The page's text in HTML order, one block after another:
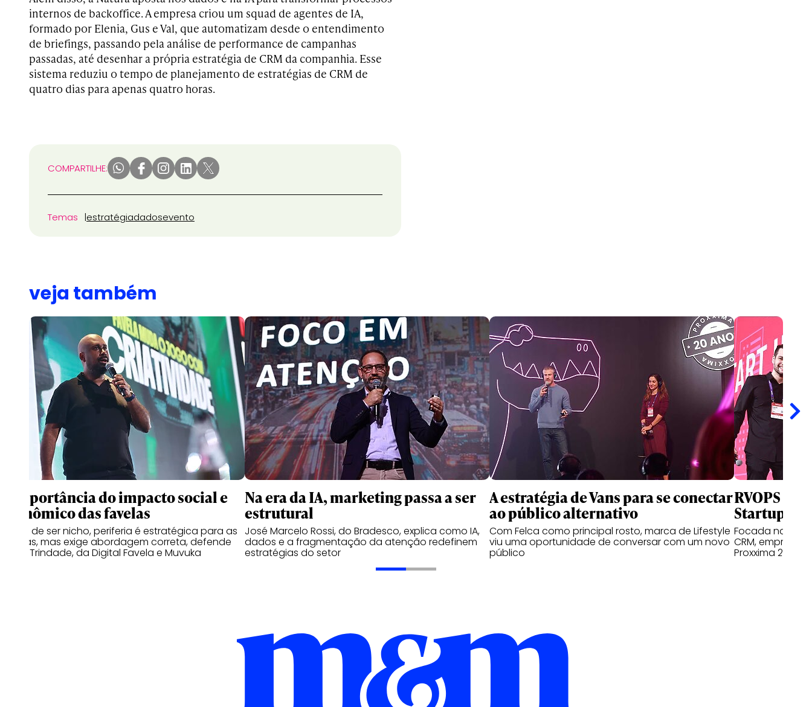
internos de backoffice. A empresa criou um squad de agentes de IA,
formado por Elenia, Gus e Val, que automatizam desde o entendimento
de briefings, passando pela análise de performance de campanhas
passadas, até desenhar a própria estratégia de CRM da companhia. Esse
sistema reduziu o tempo de planejamento de estratégias de CRM de
quatro dias para apenas quatro horas.
COMPARTILHE:
Temas estratégiadadosevento
veja também
A importância do impacto social e
econômico das favelas
Longe de ser nicho, periferia é estratégica para as
marcas, mas exige abordagem correta, defende
Tiago Trindade, da Digital Favela e Muvuka
Na era da IA, marketing passa a ser
estrutural
José Marcelo Rossi, do Bradesco, explica como IA,
dados e a fragmentação da atenção redefinem
estratégias do setor
A estratégia de Vans para se conectar
ao público alternativo
Com Felca como principal rosto, marca de Lifestyle
viu uma oportunidade de conversar com um novo
público
RVOPS é
Startups
Focada na
CRM, empresa
Proxxima 2026